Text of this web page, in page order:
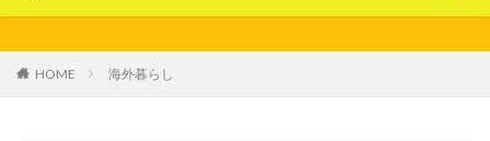
HOME 海外暮らし